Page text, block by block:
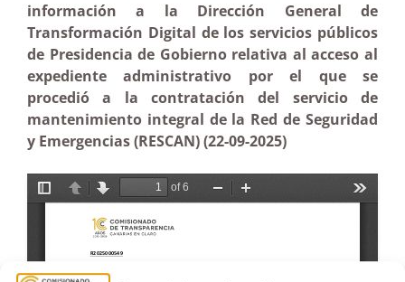
información a la Dirección General de
Transformación Digital de los servicios públicos
de Presidencia de Gobierno relativa al acceso al
expediente administrativo por el que se
procedió a la contratación del servicio de
mantenimiento integral de la Red de Seguridad
y Emergencias (RESCAN) (22-09-2025)